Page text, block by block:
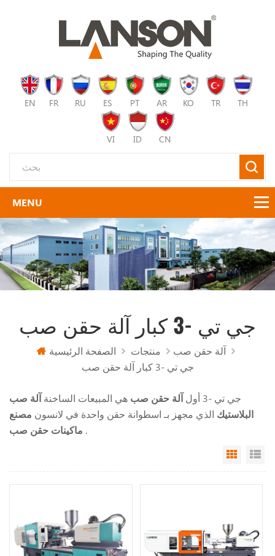
EN FR RU ES PT AR KO TR TH
VI ID CN
جي تي -3 كبار آلة حقن صب
الصفحة الرئيسية منتجات
آلة حقن صب
جي تي -3 كبار آلة حقن صب
جي تي -3 أول آلة حقن صب هي المبيعات الساخنةآلة صب
البلاستيك الذي مجهز بـ اسطوانة حقن واحدة في لانسون مصنع
ماكينات حقن صب .
Grid